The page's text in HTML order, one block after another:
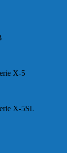
X-5
X-5SL